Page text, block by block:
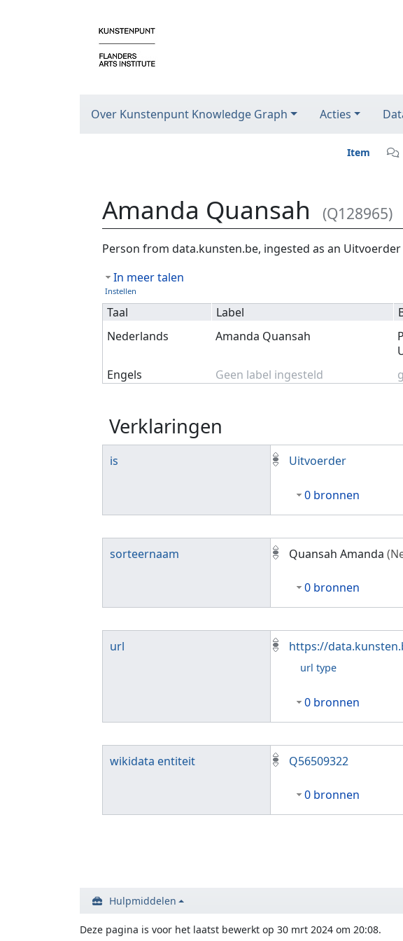
Over Kunstenpunt Knowledge Graph Acties
Item
Amanda Quansah (Q128965)
Ga naar:navigatie,zoeken
Person from data.kunsten.be, ingested as an Uitvoerder
In meer talen
Instellen
Taal Label
Nederlands
Amanda Quansah
Engels
Geen label ingesteld
Verklaringen
is Uitvoerder
0 bronnen
sorteernaam Quansah Amanda
0 bronnen
url https://
url type
0 bronnen
wikidata entiteit Q56509322
0 bronnen
Hulpmiddelen
Deze pagina is voor het laatst bewerkt op 30 mrt 2024 om 20:08.